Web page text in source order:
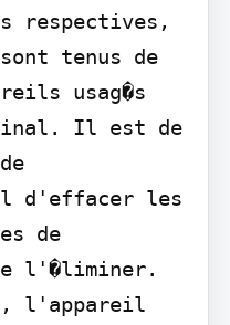
respectives,
tenus de
usag�s
Il est de
d'effacer les
de
l'�liminer.
l'appareil